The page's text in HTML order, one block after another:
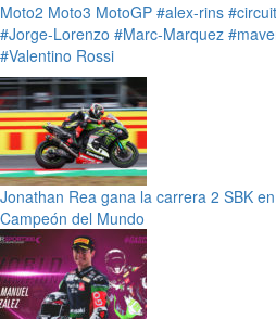
Moto2 Moto3 MotoGP #alex-rins
#Jorge-Lorenzo #Marc-Marquez
#Valentino Rossi
Jonathan Rea gana la carrera 2 SBK
Campeón del Mundo